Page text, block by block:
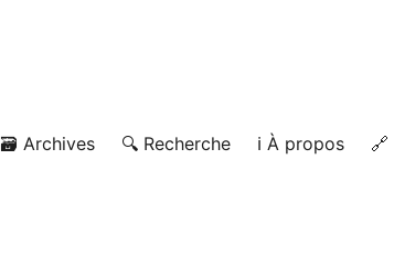
🗃️ Archives 🔍 Recherche ℹ️ À propos 🔗